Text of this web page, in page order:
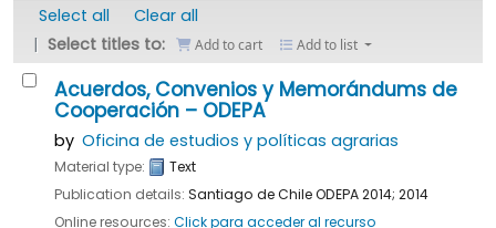
Select all
Clear all
Select titles to:
Add to cart Add to list
Acuerdos, Convenios y Memorándums de
Cooperación – ODEPA
by Oficina de estudios y políticas agrarias
Material type:
Text
Publication details: Santiago de ChileODEPA2014; 2014
Online resources: Click para acceder al recurso